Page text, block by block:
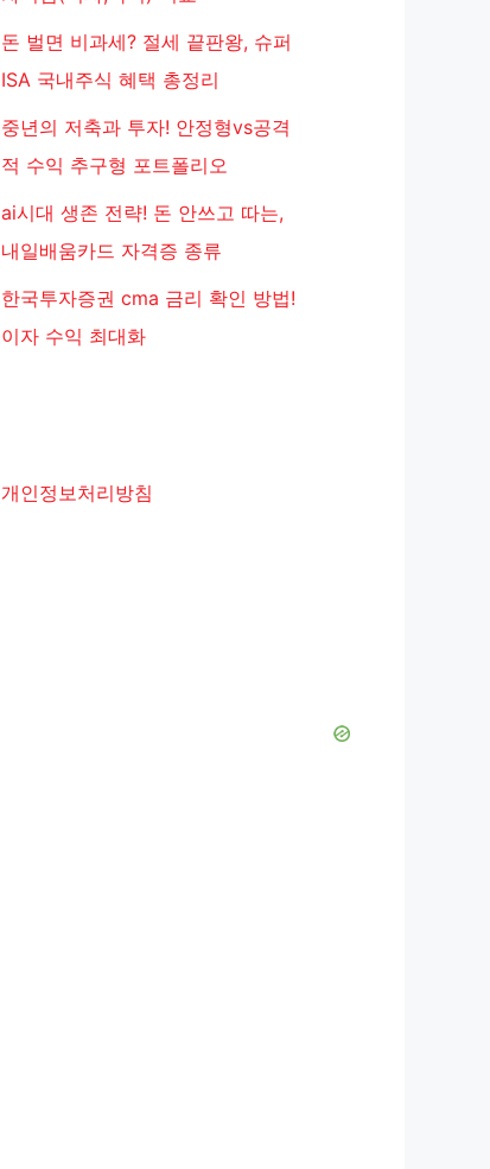
돈 벌면 비과세? 절세 끝판왕, 슈퍼
ISA 국내주식 혜택 총정리
중년의 저축과 투자! 안정형vs공격
적 수익 추구형 포트폴리오
ai시대 생존 전략! 돈 안쓰고 따는,
내일배움카드 자격증 종류
한국투자증권 cma 금리 확인 방법!
이자 수익 최대화
개인정보처리방침